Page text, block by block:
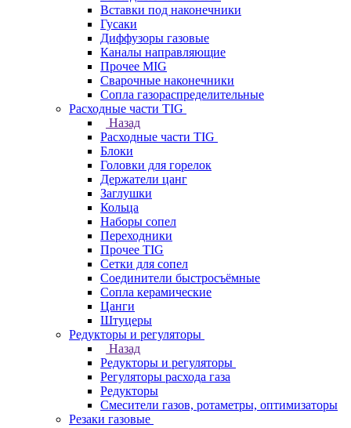
Вставки под наконечники
Гусаки
Диффузоры газовые
Каналы направляющие
Прочее MIG
Сварочные наконечники
Сопла газораспределительные
Расходные части TIG
Назад
Расходные части TIG
Блоки
Головки для горелок
Держатели цанг
Заглушки
Кольца
Наборы сопел
Переходники
Прочее TIG
Сетки для сопел
Соединители быстросъёмные
Сопла керамические
Цанги
Штуцеры
Редукторы и регуляторы
Назад
Редукторы и регуляторы
Регуляторы расхода газа
Редукторы
Смесители газов, ротаметры, оптимизаторы
Резаки газовые